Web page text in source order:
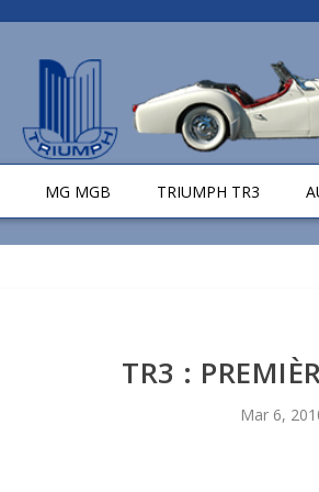
MG MGB TRIUMPH TR3
TR3 :
Mar 6,